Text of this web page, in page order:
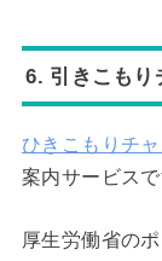
6. 引きこもり
ひきこもりチ
案内サービスで
厚生労働省の